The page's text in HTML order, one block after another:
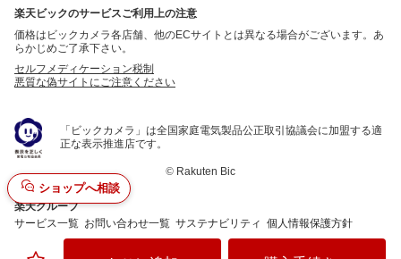
ショップへ相談
楽天ビックのサービスご利用上の注意
価格はビックカメラ各店舗、他のECサイトとは異なる場合がございます。あ
らかじめご了承下さい。
セルフメディケーション税制
悪質な偽サイトにご注意ください
「ビックカメラ」は全国家庭電気製品公正取引協議会に加盟する適
正な表示推進店です。
© Rakuten Bic
楽天グループ
サービス一覧 お問い合わせ一覧 サステナビリティ 個人情報保護方針